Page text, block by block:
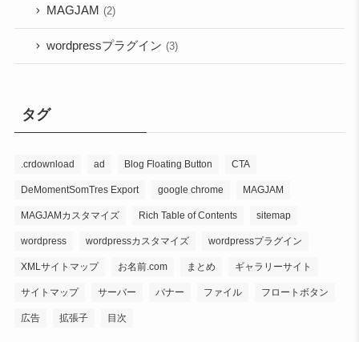
MAGJAM (2)
wordpressプラグイン (3)
タグ
.crdownload ad Blog Floating Button CTA
DeMomentSomTres Export google chrome MAGJAM
MAGJAMカスタマイズ Rich Table of Contents sitemap
wordpress wordpressカスタマイズ wordpressプラグイン
XMLサイトマップ お名前.com まとめ ギャラリーサイト
サイトマップ サーバー バナー ファイル フロートボタン
広告 拡張子 目次